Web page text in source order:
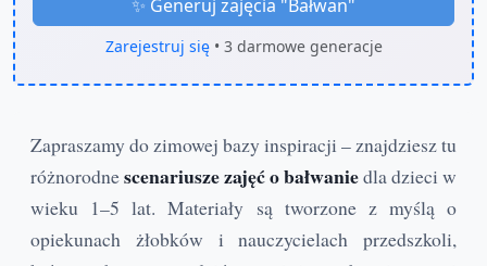
✨ Generuj zajęcia "Bałwan"
Zarejestruj się• 3 darmowe generacje
Zapraszamy do zimowej bazy inspiracji – znajdziesz tu
różnorodnescenariusze zajęć o bałwaniedla dzieci w
wieku 1–5 lat. Materiały są tworzone z myślą o
opiekunach żłobków i nauczycielach przedszkoli,